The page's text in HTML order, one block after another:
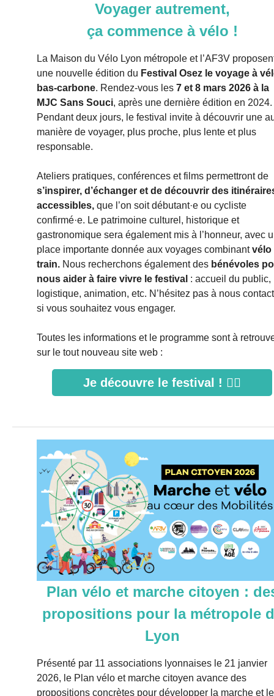
Voyager autrement,
ça commence à vélo !
La Maison du Vélo Lyon métropole et l’AF3V
une nouvelle édition du Festival Osez le voyage à
bas-carbone. Rendez-vous les 7 et 8 mars 2026 à la
MJC Sans Souci, après une dernière édition en 2024.
Pendant deux jours, le festival invite à découvrir une
manière de voyager, plus proche, plus lente et plus
responsable.
Ateliers pratiques, conférences et films permettront de
s’inspirer, d’échanger et de découvrir des
accessibles, que l’on soit débutant·e ou cycliste
confirmé·e. Le patrimoine culturel, historique et
gastronomique sera également mis à l’honneur, avec
place importante donnée aux voyages combinantvélo
train. Nous recherchons également des bénévoles
nous aider à faire vivre le festival : accueil du public,
logistique, animation, etc. N’hésitez pas à nous
si vous souhaitez vous engager.
Toutes les informations et le programme sont à
sur le tout nouveau site web :
Je découvre le festival ! 🚵‍♀️
Plan vélo et marche citoyen :
propositions pour la métropole
Lyon
Présenté par 11 associations lyonnaises le 21 janvier
2026, le Plan vélo et marche citoyen avance des
propositions concrètes pour développer la marche et le